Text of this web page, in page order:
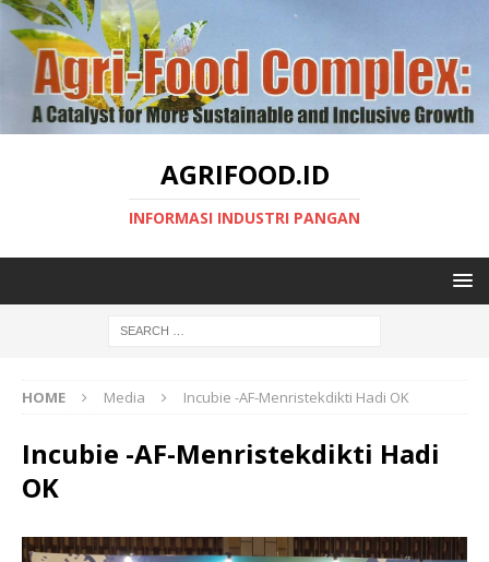
AGRIFOOD.ID
INFORMASI INDUSTRI PANGAN
HOME Media Incubie -AF-Menristekdikti Hadi OK
Incubie -AF-Menristekdikti Hadi
OK